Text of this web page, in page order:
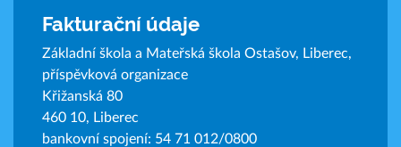
Fakturační údaje
Základní škola a Mateřská škola Ostašov, Liberec,
příspěvková organizace
Křižanská 80
460 10, Liberec
bankovní spojení: 54 71 012/0800